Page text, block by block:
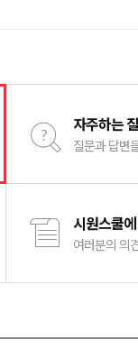
자주하는
질문과 답변
시원스쿨
여러분의 의